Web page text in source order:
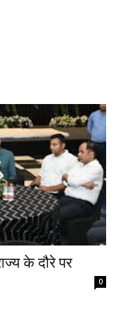
के दौरे पर
0